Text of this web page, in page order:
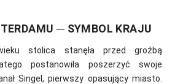
─ SYMBOL KRAJU
stolica stanęła przed groźbą
postanowiła poszerzyć swoje
Singel, pierwszy opasujący miasto.